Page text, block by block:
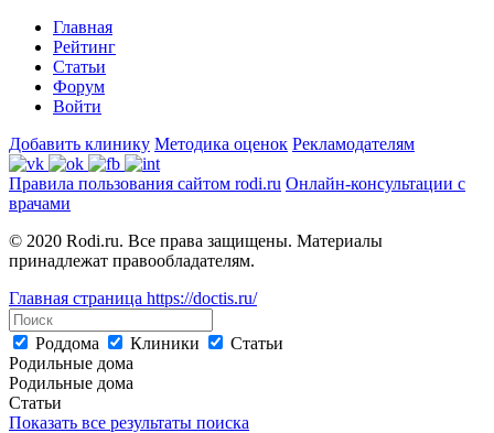
Главная
Рейтинг
Статьи
Форум
Войти
Добавить клинику Методика оценок Рекламодателям
Правила пользования сайтом rodi.ru Онлайн-консультации с
врачами
© 2020 Rodi.ru. Все права защищены. Материалы
принадлежат правообладателям.
Главная страница https://doctis.ru/
Роддома Клиники
Статьи
Родильные дома
Родильные дома
Статьи
Показать все результаты поиска